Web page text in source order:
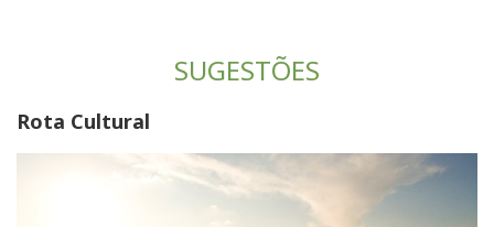
SUGESTÕES
Rota Cultural